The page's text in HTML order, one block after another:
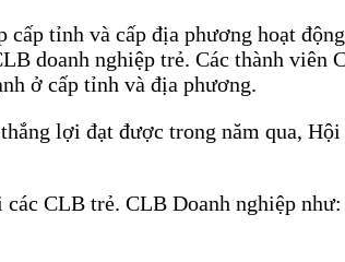
tỉnh và cấp địa phương hoạt động
doanh nghiệp trẻ. Các thành
ở cấp tỉnh và địa phương.
lợi đạt được trong năm qua,
CLB trẻ. CLB Doanh nghiệp